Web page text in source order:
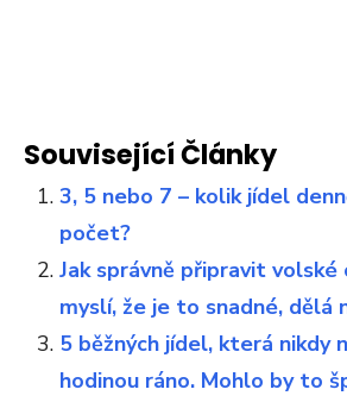
Související Články
3, 5 nebo 7 – kolik jídel
počet?
Jak správně připravit volské
myslí, že je to snadné, dělá
5 běžných jídel, která nikdy
hodinou ráno. Mohlo by to